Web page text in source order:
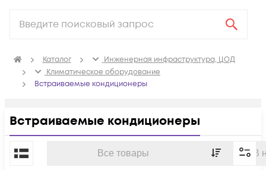
Каталог
Инженерная инфраструктура, ЦОД
Климатичeское оборудование
Встраиваемые кондиционеры
Встраиваемые кондиционеры
Все товары В
По популярности